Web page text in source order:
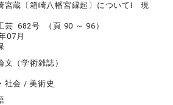
宮蔵〔箱崎八幡宮縁起〕についてI 現
芸 682号 （頁 90 ～ 96）
07月
文（学術雑誌）
社会 / 美術史